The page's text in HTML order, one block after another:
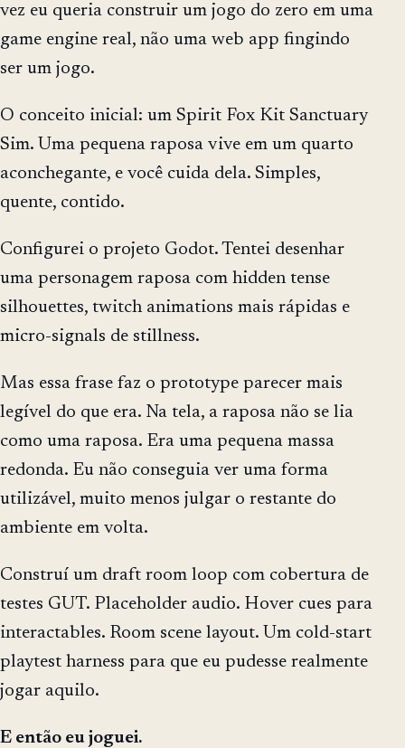
vez eu queria construir um jogo do zero em uma
game engine real, não uma web app fingindo
ser um jogo.
O conceito inicial: um Spirit Fox Kit Sanctuary
Sim. Uma pequena raposa vive em um quarto
aconchegante, e você cuida dela. Simples,
quente, contido.
Configurei o projeto Godot. Tentei desenhar
uma personagem raposa com hidden tense
silhouettes, twitch animations mais rápidas e
micro-signals de stillness.
Mas essa frase faz o prototype parecer mais
legível do que era. Na tela, a raposa não se lia
como uma raposa. Era uma pequena massa
redonda. Eu não conseguia ver uma forma
utilizável, muito menos julgar o restante do
ambiente em volta.
Construí um draft room loop com cobertura de
testes GUT. Placeholder audio. Hover cues para
interactables. Room scene layout. Um cold-start
playtest harness para que eu pudesse realmente
jogar aquilo.
E então eu joguei.